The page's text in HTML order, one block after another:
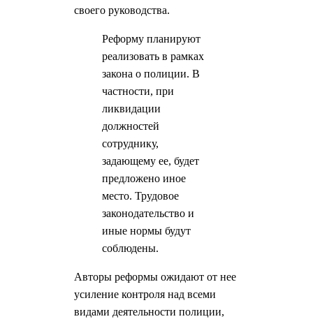
своего руководства.
Реформу планируют
реализовать в рамках
закона о полиции. В
частности, при
ликвидации
должностей
сотруднику,
задающему ее, будет
предложено иное
место. Трудовое
законодательство и
иные нормы будут
соблюдены.
Авторы реформы ожидают от нее
усиление контроля над всеми
видами деятельности полиции,